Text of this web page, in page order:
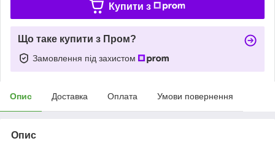
Купити з
Що таке купити з Пром?
Замовлення під захистом
Опис Доставка Оплата Умови повернення
Опис